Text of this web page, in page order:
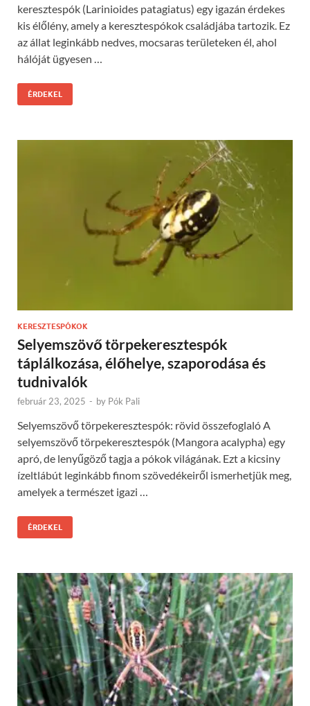
keresztespók (Larinioides patagiatus) egy igazán érdekes
kis élőlény, amely a keresztespókok családjába tartozik. Ez
az állat leginkább nedves, mocsaras területeken él, ahol
hálóját ügyesen …
ÉRDEKEL
KERESZTESPÓKOK
Selyemszövő törpekeresztespók
táplálkozása, élőhelye, szaporodása és
tudnivalók
február 23, 2025 - by Pók Pali
Selyemszövő törpekeresztespók: rövid összefoglaló A
selyemszövő törpekeresztespók (Mangora acalypha) egy
apró, de lenyűgöző tagja a pókok világának. Ezt a kicsiny
ízeltlábút leginkább finom szövedékeiről ismerhetjük meg,
amelyek a természet igazi …
ÉRDEKEL